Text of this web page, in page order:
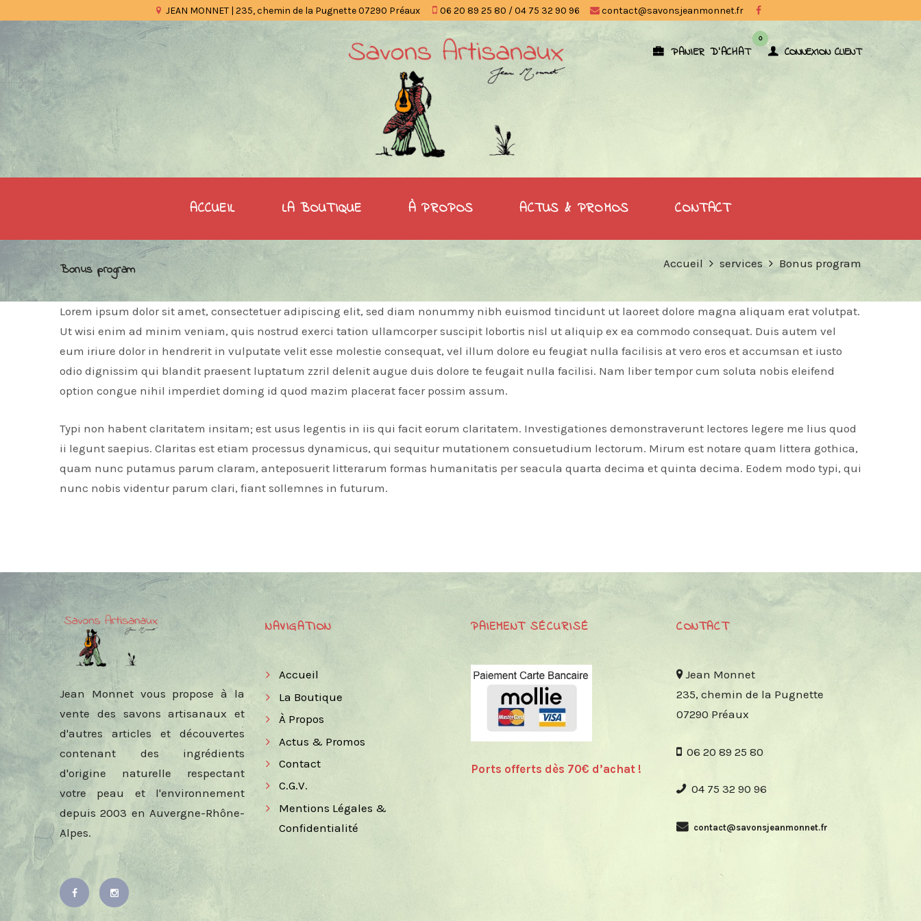
JEAN MONNET | 235, chemin de la Pugnette 07290 Préaux 06 20 89 25 80 / 04 75 32 90 96 contact@savonsjeanmonnet.fr
CONNEXION CLIENT
PANIER D'ACHAT
0
ACCUEIL LA BOUTIQUE À PROPOS ACTUS & PROMOS CONTACT
Bonus program Accueil services Bonus program
Lorem ipsum dolor sit amet, consectetuer adipiscing elit, sed diam nonummy nibh euismod tincidunt ut laoreet dolore magna aliquam erat volutpat.
Ut wisi enim ad minim veniam, quis nostrud exerci tation ullamcorper suscipit lobortis nisl ut aliquip ex ea commodo consequat. Duis autem vel
eum iriure dolor in hendrerit in vulputate velit esse molestie consequat, vel illum dolore eu feugiat nulla facilisis at vero eros et accumsan et iusto
odio dignissim qui blandit praesent luptatum zzril delenit augue duis dolore te feugait nulla facilisi. Nam liber tempor cum soluta nobis eleifend
option congue nihil imperdiet doming id quod mazim placerat facer possim assum.
Typi non habent claritatem insitam; est usus legentis in iis qui facit eorum claritatem. Investigationes demonstraverunt lectores legere me lius quod
ii legunt saepius. Claritas est etiam processus dynamicus, qui sequitur mutationem consuetudium lectorum. Mirum est notare quam littera gothica,
quam nunc putamus parum claram, anteposuerit litterarum formas humanitatis per seacula quarta decima et quinta decima. Eodem modo typi, qui
nunc nobis videntur parum clari, fiant sollemnes in futurum.
Jean Monnet vous propose à la
vente des savons artisanaux et
d'autres articles et découvertes
contenant des ingrédients
d'origine naturelle respectant
votre peau et l'environnement
depuis 2003 en Auvergne-Rhône-
Alpes.
NAVIGATION
Accueil
La Boutique
À Propos
Actus & Promos
Contact
C.G.V.
Mentions Légales &
Confidentialité
PAIEMENT SÉCURISÉ
Ports offerts dès 70€ d’achat !
CONTACT
Jean Monnet
235, chemin de la Pugnette
07290 Préaux
06 20 89 25 80
04 75 32 90 96
contact@savonsjeanmonnet.fr